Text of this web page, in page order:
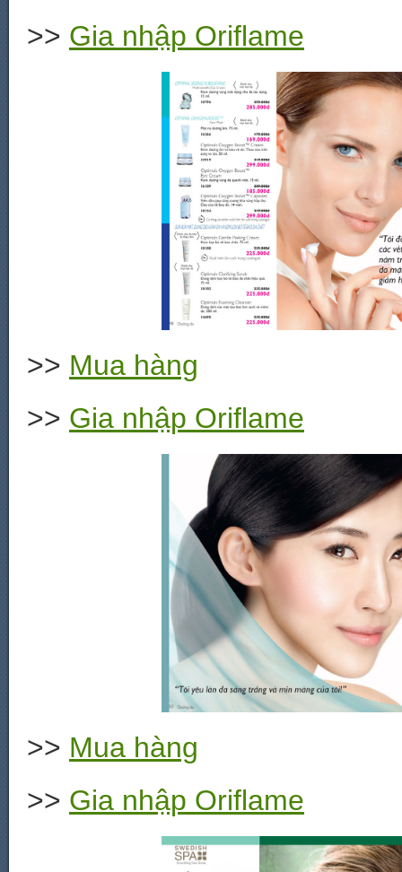
>> Gia nhập Oriflame
>> Mua hàng
>> Gia nhập Oriflame
>> Mua hàng
>> Gia nhập Oriflame